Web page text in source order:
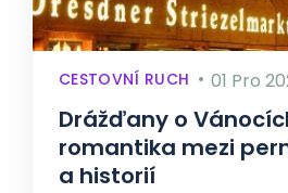
CESTOVNÍ RUCH 01 Pro
Drážďany o
romantika mezi
a historií